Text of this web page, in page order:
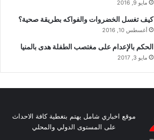
مايو 9, 2016
كيف تغسل الخضروات والفواكه بطريقة صحية؟
أغسطس 10, 2016
الحكم بالإعدام على مغتصب الطفلة هدى بالمنيا
مايو 3, 2017
موقع اخباري شامل يهتم بتغطية كافة الاحداث
على المستوى الدولي والمحلي